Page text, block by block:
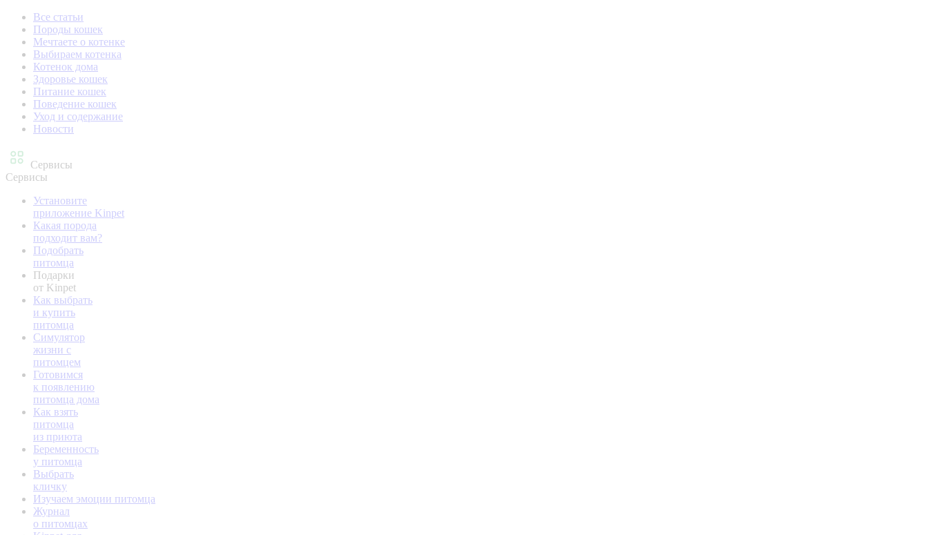
Все статьи
Породы кошек
Мечтаете о котенке
Выбираем котенка
Котенок дома
Здоровье кошек
Питание кошек
Поведение кошек
Уход и содержание
Новости
Сервисы
Сервисы
Установите
приложение Kinpet
Какая порода
подходит вам?
Подобрать
питомца
Подарки
от Kinpet
Как выбрать
и купить
питомца
Симулятор
жизни с
питомцем
Готовимся
к появлению
питомца дома
Как взять
питомца
из приюта
Беременность
у питомца
Выбрать
кличку
Изучаем эмоции питомца
Журнал
о питомцах